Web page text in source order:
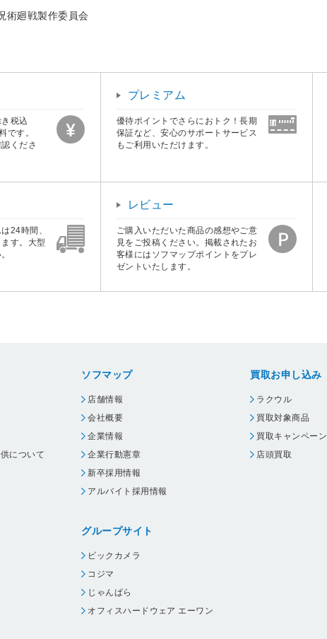
術廻戦製作委員会
税込
です。
くださ
プレミアム
優待ポイントでさらにおトク！長期
保証など、安心のサポートサービス
もご利用いただけます。
24時間、
す。大型
レビュー
ご購入いただいた商品の感想やご意
見をご投稿ください。掲載されたお
客様にはソフマップポイントをプレ
ゼントいたします。
について
ソフマップ
店舗情報
会社概要
企業情報
企業行動憲章
新卒採用情報
アルバイト採用情報
グループサイト
ビックカメラ
コジマ
じゃんぱら
オフィスハードウェア エーワン
買取お申し込み
ラクウル
買取対象商品
買取キャンペーン
店頭買取